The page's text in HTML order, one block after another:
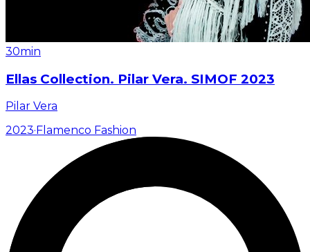
30min
Ellas Collection. Pilar Vera. SIMOF 2023
Pilar Vera
2023· Flamenco Fashion